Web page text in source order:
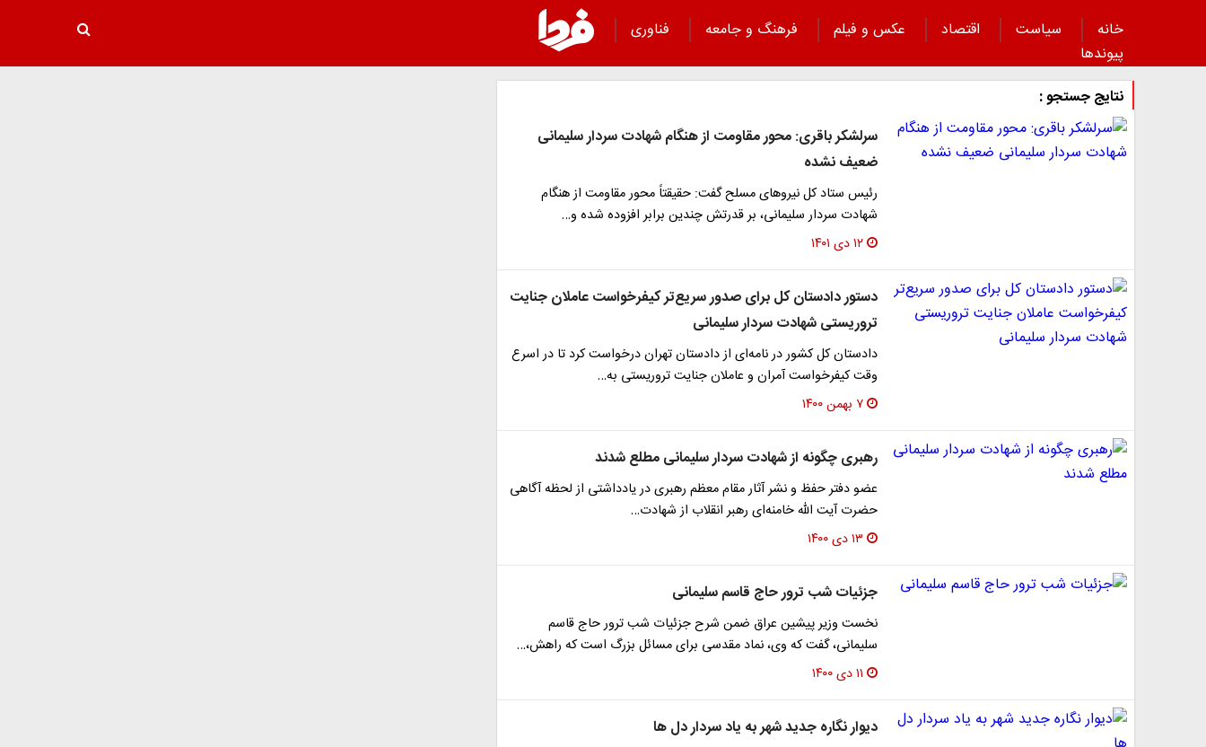
خانه سیاست اقتصاد عکس و فیلم فرهنگ و جامعه
فناوری
پیوند‌ها
نتایج جستجو :
سرلشکر باقری: محور مقاومت از هنگام شهادت سردار سلیمانی
ضعیف نشده
رئیس ستاد کل نیروهای مسلح گفت: حقیقتاً محور مقاومت از هنگام
شهادت سردار سلیمانی، بر قدرتش چندین برابر افزوده شده و…
۱۲ دی ۱۴۰۱
دستور دادستان کل برای صدور سریع‌تر کیفرخواست عاملان جنایت
تروریستی شهادت سردار سلیمانی
دادستان کل کشور در نامه‌ای از دادستان تهران درخواست کرد تا در اسرع
وقت کیفرخواست آمران و عاملان جنایت تروریستی به…
۷ بهمن ۱۴۰۰
رهبری چگونه از شهادت سردار سلیمانی مطلع شدند
عضو دفتر حفظ و نشر آثار مقام معظم رهبری در یادداشتی از لحظه آگاهی
حضرت آیت الله خامنه‌ای رهبر انقلاب از شهادت…
۱۳ دی ۱۴۰۰
جزئیات شب ترور حاج قاسم سلیمانی
نخست وزیر پیشین عراق ضمن شرح جزئیات شب ترور حاج قاسم
سلیمانی، گفت که وی، نماد مقدسی برای مسائل بزرگ است که راهش،…
۱۱ دی ۱۴۰۰
دیوار نگاره جدید شهر به یاد سردار دل ها